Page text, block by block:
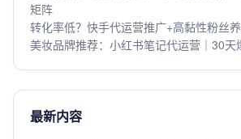
矩阵
转化率低？快手代运营推广+高黏性粉丝
美妆品牌推荐：小红书笔记代运营｜30天
最新内容